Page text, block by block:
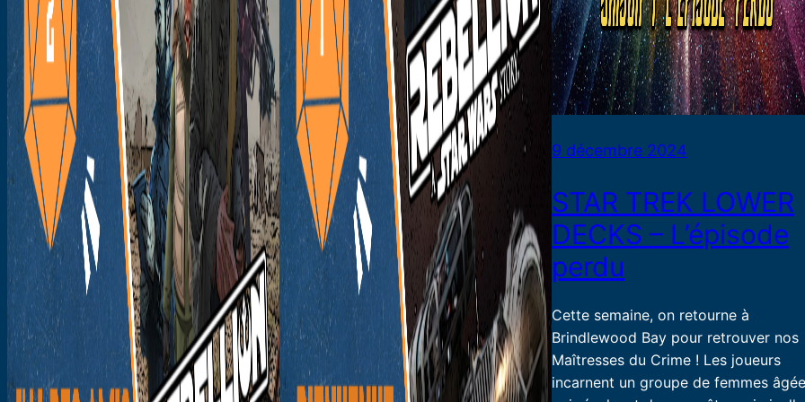
9 décembre 2024
STAR TREK LOWER
DECKS – L’épisode
perdu
Cette semaine, on retourne à
Brindlewood Bay pour retrouver nos
Maîtresses du Crime ! Les joueurs
incarnent un groupe de femmes